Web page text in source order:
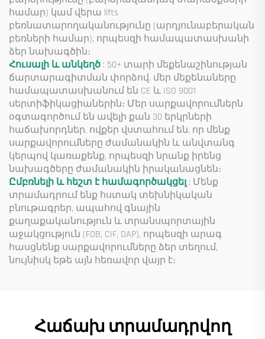
համար) կամ վերա lifts
բեռնատարողականությունը (արդյունաբերական
բեռների համար), որպեսզի համապատասխանի
ձեր նախագծին։
Հուսալի և անկեղծ : 50+ տարի մեքենաշինության
ճարտարագիտման փորձով. մեր մեքենաները
համապատասխանում են CE և ISO 9001
սերտիֆիկացիաներին։ Մեր սարքավորումներն
օգտագործում են ավելի քան 30 երկրների
հաճախորդներ, ովքեր վստահում են, որ մենք
սարքավորումները ժամանակին և անվտանգ
կերպով կառաքենք, որպեսզի նրանք իրենց
նախագծերը ժամանակին իրականացնեն։
Ըմբռնելի և հեշտ է համագործակցել: Մենք
տրամադրում ենք հստակ տեխնիկական
բնութագրեր, ապահով գնային
քաղաքականություն և տրանսպորտային
աջակցություն (FOB, CIF, DAP), որպեսզի արագ
հասցնենք սարքավորումները ձեր տեղում,
նույնիսկ եթե այն հեռավոր վայր է։
Հաճախ տրամադրվող